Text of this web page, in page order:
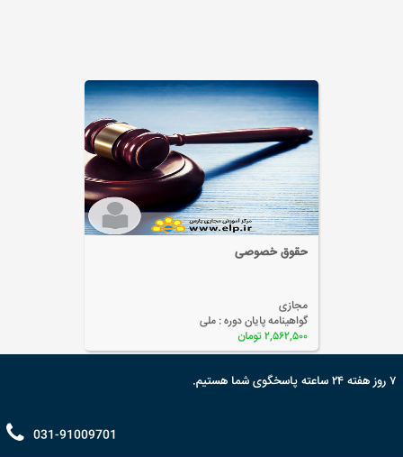
حقوق خصوصی
مجازی
گواهینامه پایان دوره : ملی
۲,۵۶۲,۵۰۰ تومان
۷ روز هفته ۲۴ ساعته پاسخگوی شما هستیم.
031-91009701